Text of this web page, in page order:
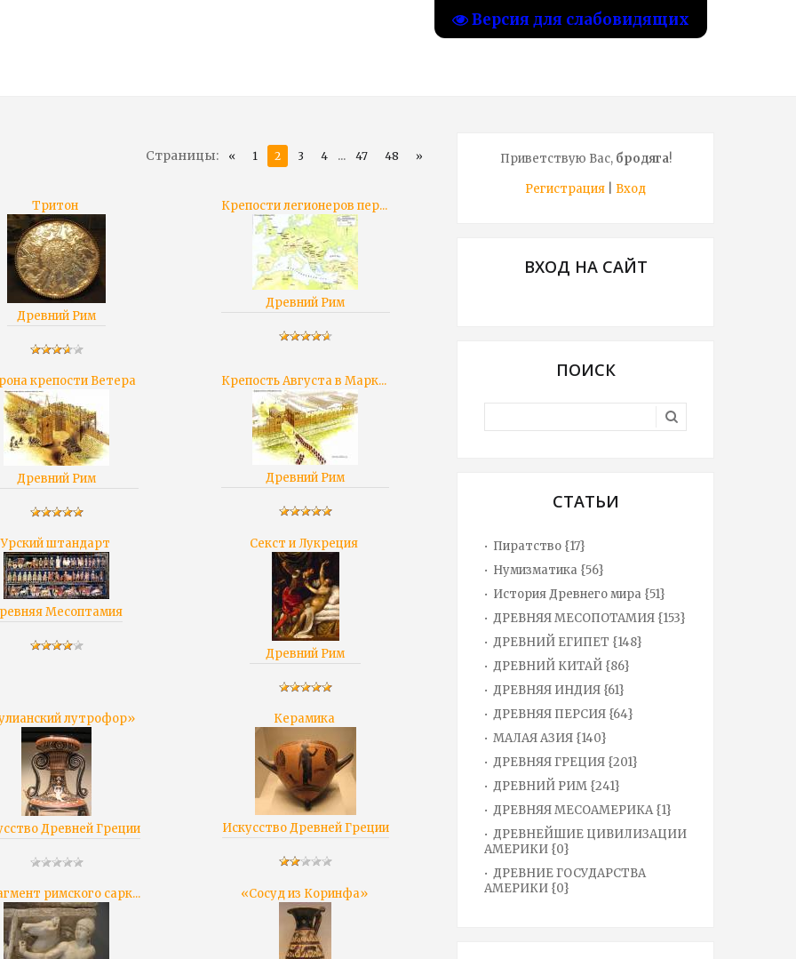
Версия для слабовидящих
Страницы: « 1 2 3 4 ... 47 48 »
Тритон
Древний Рим
Крепости легионеров пер...
Древний Рим
крепости Ветера
Древний Рим
Крепость Августа в Марк...
Древний Рим
Урский штандарт
Месоптамия
Секст и Лукреция
Древний Рим
лутрофор»
Древней Греции
Керамика
Искусство Древней Греции
римского сарк... «Сосуд из Коринфа»
Приветствую Вас, бродяга!
Регистрация
Вход
ВХОД НА САЙТ
ПОИСК
СТАТЬИ
Пиратство {17}
Нумизматика {56}
История Древнего мира {51}
ДРЕВНЯЯ МЕСОПОТАМИЯ {153}
ДРЕВНИЙ ЕГИПЕТ {148}
ДРЕВНИЙ КИТАЙ {86}
ДРЕВНЯЯ ИНДИЯ {61}
ДРЕВНЯЯ ПЕРСИЯ {64}
МАЛАЯ АЗИЯ {140}
ДРЕВНЯЯ ГРЕЦИЯ {201}
ДРЕВНИЙ РИМ {241}
ДРЕВНЯЯ МЕСОАМЕРИКА {1}
ДРЕВНЕЙШИЕ ЦИВИЛИЗАЦИИ
АМЕРИКИ {0}
ДРЕВНИЕ ГОСУДАРСТВА
АМЕРИКИ {0}